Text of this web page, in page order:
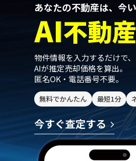
あなたの不動産は、今
AI不動
物件情報を入力するだけで、
AIが推定売却価格を算出。
匿名OK・電話番号不要。
無料でかんたん 最短1分
今すぐ査定する